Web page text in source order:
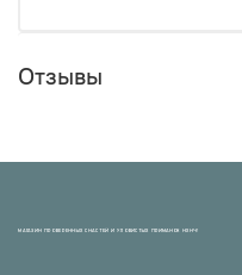
Отзывы
МАГАЗИН ПРОВЕРЕННЫХ СНАСТЕЙ И УЛОВИСТЫХ ПРИМАНОК НХНЧ!